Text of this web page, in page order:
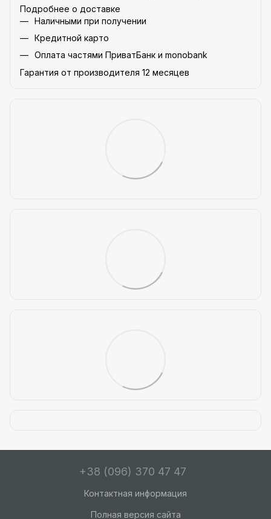
Подробнее о доставке
Наличными при получении
Кредитной карто
Оплата частями ПриватБанк и monobank
Гарантия от производителя 12 месяцев
+38 (096) 370 47 47
Контактная информация
Полная версия сайта